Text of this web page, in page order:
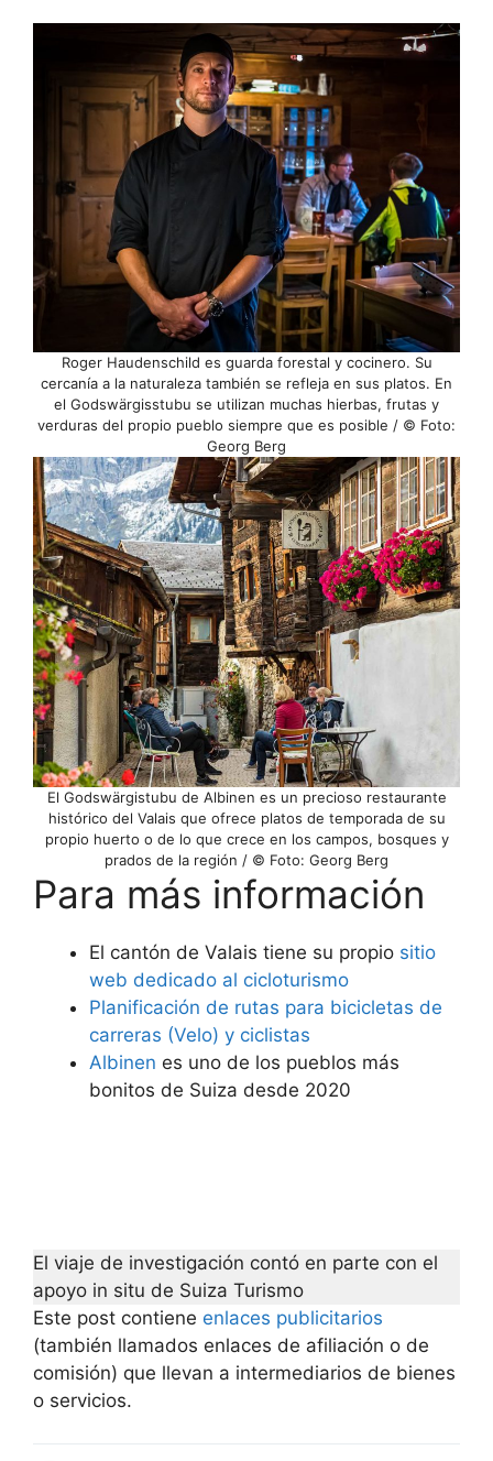
Roger Haudenschild es guarda forestal y cocinero. Su
cercanía a la naturaleza también se refleja en sus platos. En
el Godswärgisstubu se utilizan muchas hierbas, frutas y
verduras del propio pueblo siempre que es posible / © Foto:
Georg Berg
El Godswärgistubu de Albinen es un precioso restaurante
histórico del Valais que ofrece platos de temporada de su
propio huerto o de lo que crece en los campos, bosques y
prados de la región / © Foto: Georg Berg
Para más información
El cantón de Valais tiene su propio sitio
web dedicado al cicloturismo
Planificación de rutas para bicicletas de
carreras (Velo) y ciclistas
Albinen es uno de los pueblos más
bonitos de Suiza desde 2020
El viaje de investigación contó en parte con el
apoyo in situ de Suiza Turismo
Este post contiene enlaces publicitarios
(también llamados enlaces de afiliación o de
comisión) que llevan a intermediarios de bienes
o servicios.